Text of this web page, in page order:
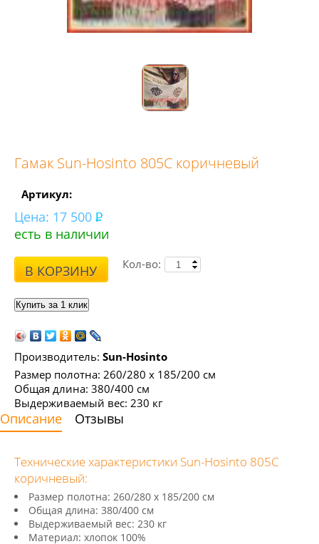
Гамак Sun-Hosinto 805С коричневый
Артикул:
Цена: 17 500
есть в наличии
В КОРЗИНУ Кол-во:
Производитель: Sun-Hosinto
Размер полотна: 260/280 х 185/200 см
Общая длина: 380/400 см
Выдерживаемый вес: 230 кг
Описание Отзывы
Технические характеристики Sun-Hosinto 805С
коричневый:
Размер полотна: 260/280 х 185/200 см
Общая длина: 380/400 см
Выдерживаемый вес: 230 кг
Материал: хлопок 100%